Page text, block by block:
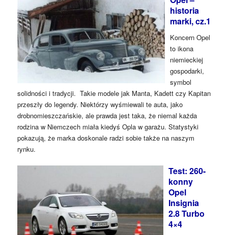
historia
marki, cz.1
Koncern Opel
to ikona
niemieckiej
gospodarki,
symbol
solidności i tradycji. Takie modele jak Manta, Kadett czy Kapitan
przeszły do legendy. Niektórzy wyśmiewali te auta, jako
drobnomieszczańskie, ale prawda jest taka, że niemal każda
rodzina w Niemczech miała kiedyś Opla w garażu. Statystyki
pokazują, że marka doskonale radzi sobie także na naszym
rynku.
Test: 260-
konny
Opel
Insignia
2.8 Turbo
4×4